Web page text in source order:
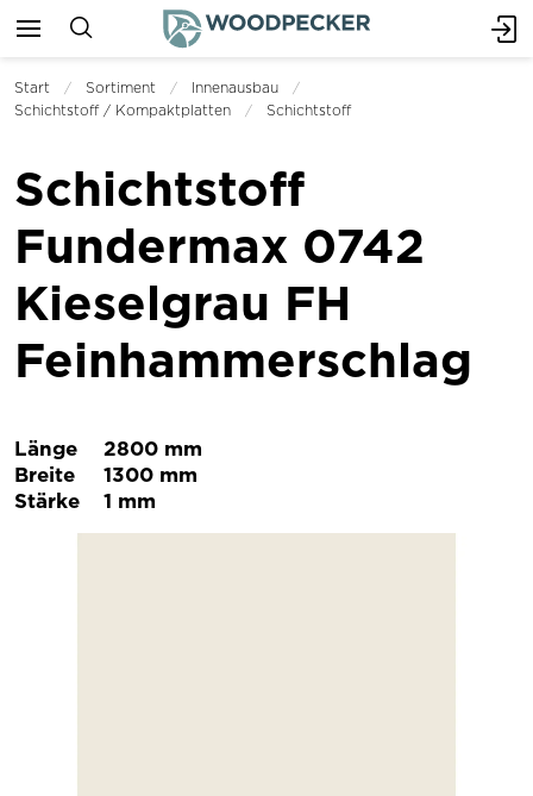
Start Sortiment
Innenausbau
Schichtstoff / Kompaktplatten
Schichtstoff
Schichtstoff
Fundermax 0742
Kieselgrau FH
Feinhammerschlag
Länge
2800 mm
Breite
1300 mm
Stärke
1 mm